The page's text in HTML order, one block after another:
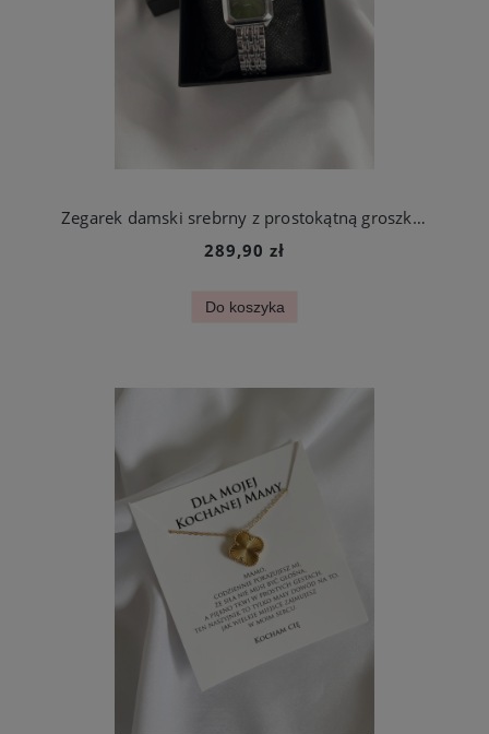
Zegarek damski srebrny z prostokątną groszkową tarczą stal chirurgiczna
289,90 zł
Do koszyka